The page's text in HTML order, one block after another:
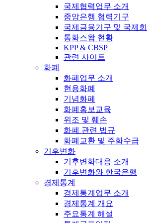
국제협력업무 소개
중앙은행 협력기구
국제금융기구 및 국제회
통화스왑 현황
KPP & CBSP
관련 사이트
화폐
화폐업무 소개
현용화폐
기념화폐
화폐홍보교육
위조 및 훼손
화폐 관련 법규
화폐교환 및 주화수급
기후변화
기후변화대응 소개
기후변화와 한국은행
경제통계
경제통계업무 소개
경제통계 개요
주요통계 해설